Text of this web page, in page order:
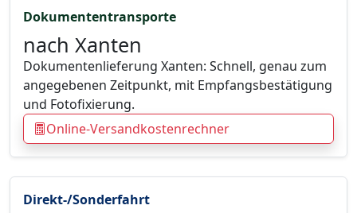
Direkt-/Sonderfahrt
Dokumententransporte
nach Xanten
Dokumentenlieferung Xanten: Schnell, genau zum
angegebenen Zeitpunkt, mit Empfangsbestätigung
und Fotofixierung.
Online-Versandkostenrechner